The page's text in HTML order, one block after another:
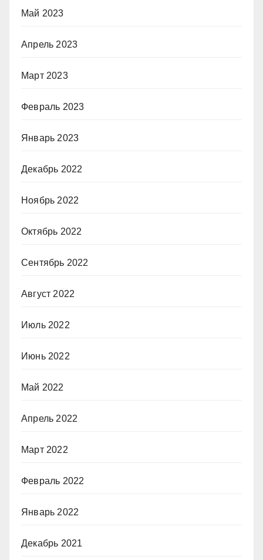
Май 2023
Апрель 2023
Март 2023
Февраль 2023
Январь 2023
Декабрь 2022
Ноябрь 2022
Октябрь 2022
Сентябрь 2022
Август 2022
Июль 2022
Июнь 2022
Май 2022
Апрель 2022
Март 2022
Февраль 2022
Январь 2022
Декабрь 2021